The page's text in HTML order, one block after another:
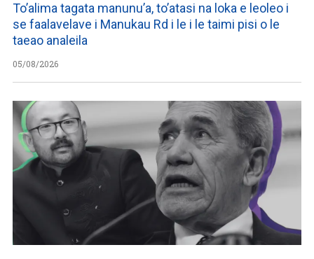
To’alima tagata manunu’a, to’atasi na loka e leoleo i
se faalavelave i Manukau Rd i le i le taimi pisi o le
taeao analeila
05/08/2026